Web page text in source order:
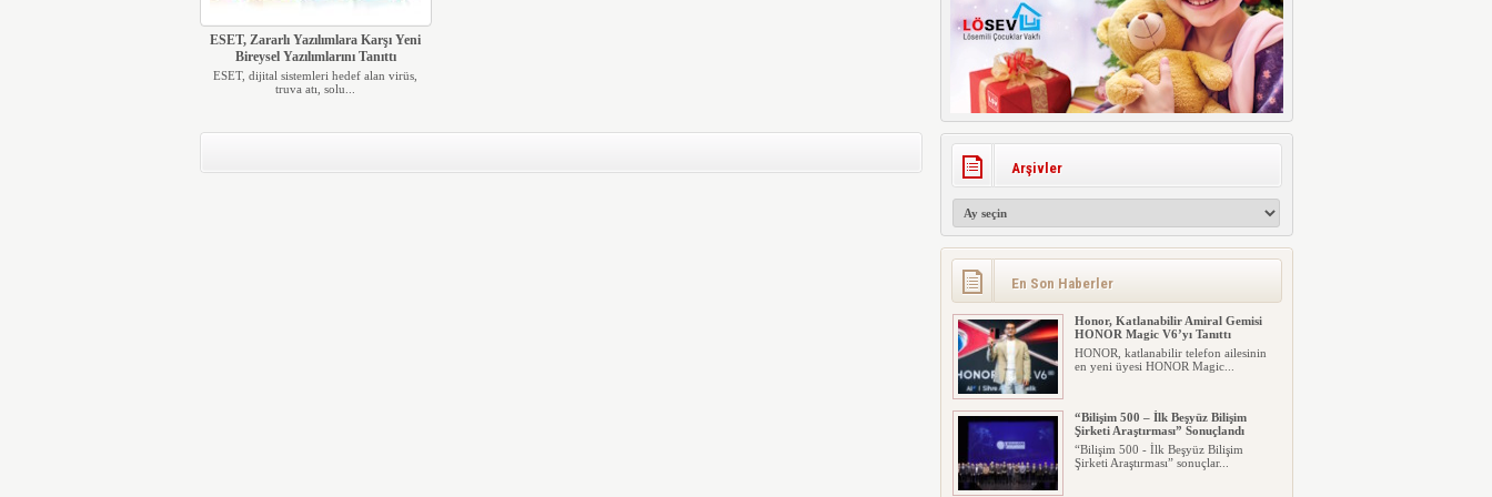
ESET, Zararlı Yazılımlara Karşı Yeni
Bireysel Yazılımlarını Tanıttı
ESET, dijital sistemleri hedef alan virüs,
truva atı, solu...
Arşivler
En Son Haberler
Honor, Katlanabilir Amiral Gemisi
HONOR Magic V6’yı Tanıttı
HONOR, katlanabilir telefon ailesinin
en yeni üyesi HONOR Magic...
“Bilişim 500 – İlk Beşyüz Bilişim
Şirketi Araştırması” Sonuçlandı
“Bilişim 500 - İlk Beşyüz Bilişim
Şirketi Araştırması” sonuçlar...